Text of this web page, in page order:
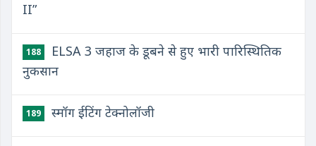
II”
188
ELSA 3 जहाज के डूबने से हुए भारी पारिस्थितिक
नुकसान
189 स्मॉग ईटिंग टेक्नोलॉजी